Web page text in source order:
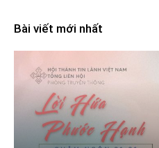
Bài viết mới nhất